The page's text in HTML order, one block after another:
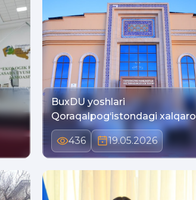
BuxDU yoshlari
Qoraqalpog‘istondagi xalqaro
tadbi…
436
19.05.2026